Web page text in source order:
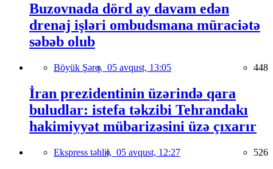
Buzovnada dörd ay davam edən
drenaj işləri ombudsmana müraciətə
səbəb olub
Böyük Şərq, 05 avqust, 13:05 448
İran prezidentinin üzərində qara
buludlar: istefa təkzibi Tehrandakı
hakimiyyət mübarizəsini üzə çıxarır
Ekspress təhlil, 05 avqust, 12:27 526